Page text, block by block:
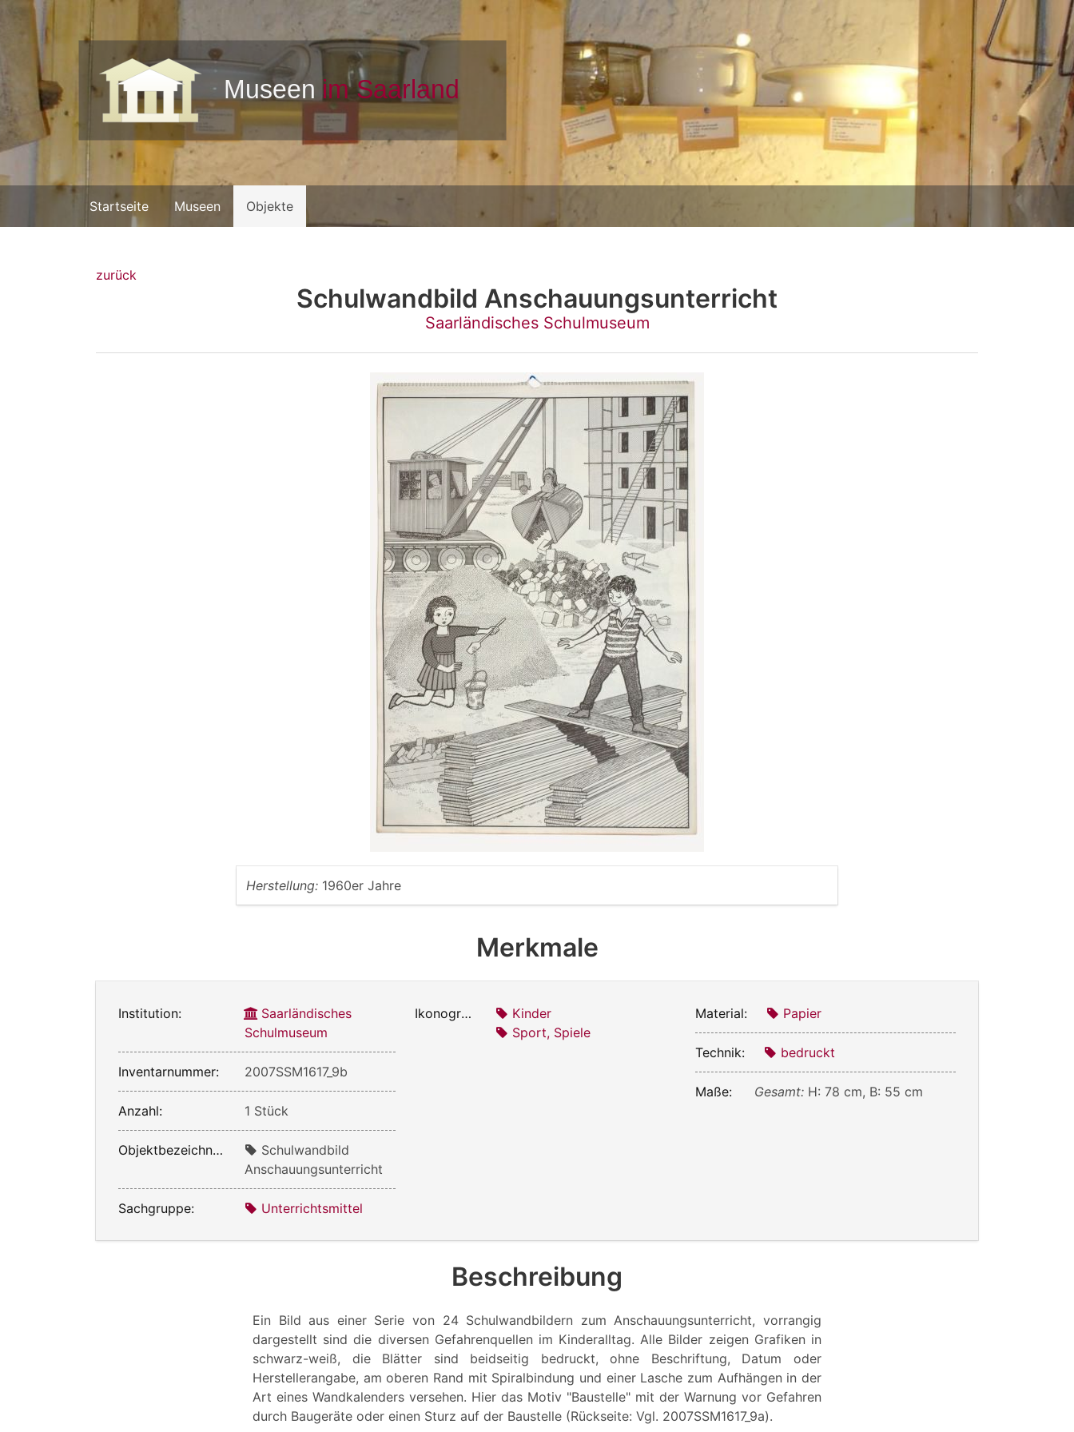
Startseite Museen Objekte
zurück
Schulwandbild Anschauungsunterricht
Saarländisches Schulmuseum
Herstellung: 1960er Jahre
Merkmale
Institution:
Saarländisches
Schulmuseum
Inventarnummer: 2007SSM1617_9b
Anzahl: 1 Stück
Objektbezeichnung:
Schulwandbild
Anschauungsunterricht
Sachgruppe: Unterrichtsmittel
Ikonografie:
Kinder
Sport, Spiele
Material: Papier
Technik: bedruckt
Maße: Gesamt: H: 78 cm, B: 55 cm
Beschreibung
Ein Bild aus einer Serie von 24 Schulwandbildern zum Anschauungsunterricht, vorrangig
dargestellt sind die diversen Gefahrenquellen im Kinderalltag. Alle Bilder zeigen Grafiken in
schwarz-weiß, die Blätter sind beidseitig bedruckt, ohne Beschriftung, Datum oder
Herstellerangabe, am oberen Rand mit Spiralbindung und einer Lasche zum Aufhängen in der
Art eines Wandkalenders versehen. Hier das Motiv "Baustelle" mit der Warnung vor Gefahren
durch Baugeräte oder einen Sturz auf der Baustelle (Rückseite: Vgl. 2007SSM1617_9a).